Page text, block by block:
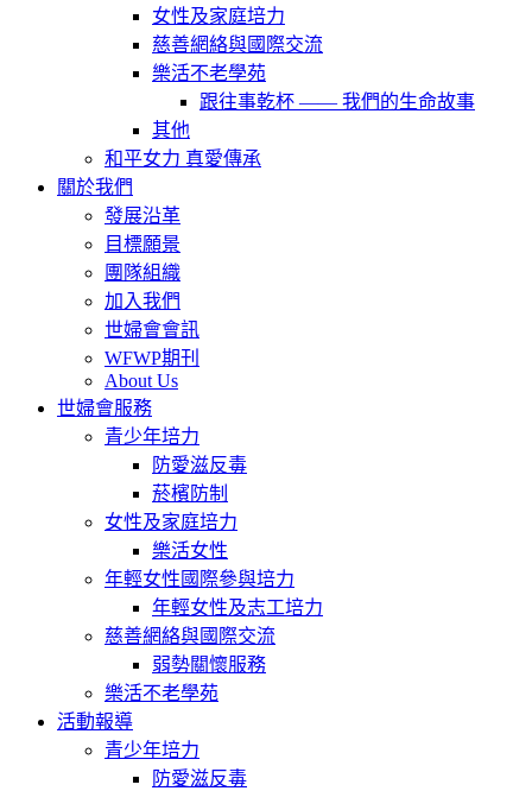
女性及家庭培力
慈善網絡與國際交流
樂活不老學苑
跟往事乾杯 —— 我們的生命故事
其他
和平女力 真愛傳承
關於我們
發展沿革
目標願景
團隊組織
加入我們
世婦會會訊
WFWP期刊
About Us
世婦會服務
青少年培力
防愛滋反毒
菸檳防制
女性及家庭培力
樂活女性
年輕女性國際參與培力
年輕女性及志工培力
慈善網絡與國際交流
弱勢關懷服務
樂活不老學苑
活動報導
青少年培力
防愛滋反毒